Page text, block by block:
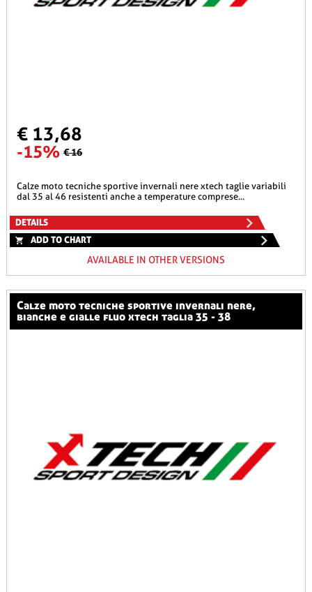
€ 13,68
-15% € 16
calze moto tecniche sportive invernali nere xtech taglie variabili
dal 35 al 46 resistenti anche a temperature comprese...
DETAILS
ADD TO CHART
AVAILABLE IN OTHER VERSIONS
calze moto tecniche sportive invernali nere,
bianche e gialle fluo xtech taglia 35 - 38